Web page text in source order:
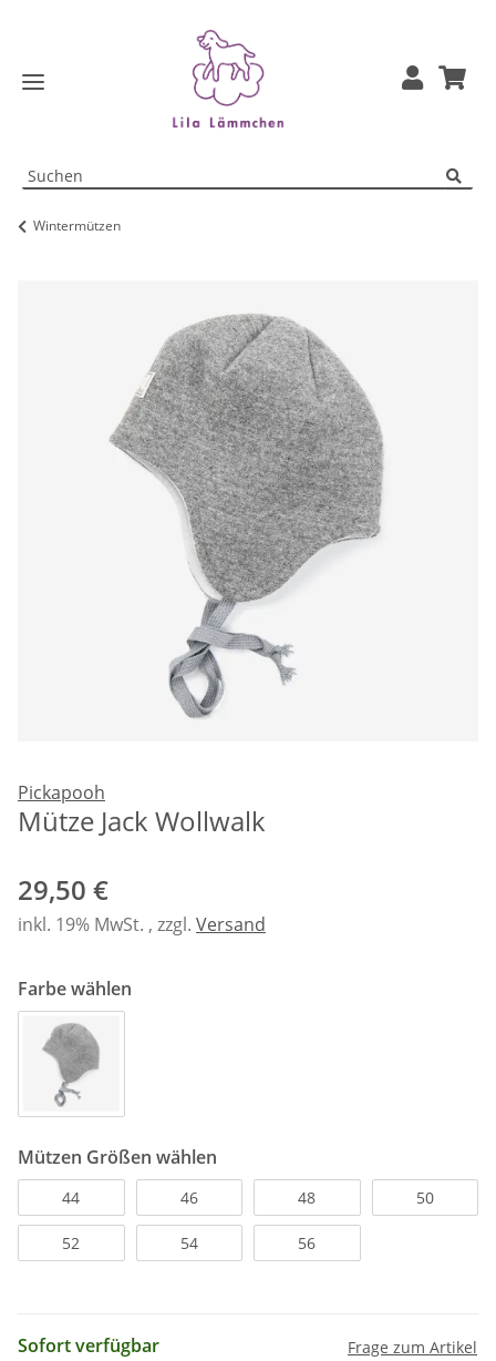
Wintermützen
Pickapooh
Mütze Jack Wollwalk
29,50 €
inkl. 19% MwSt. , zzgl. Versand
Farbe wählen
Mützen Größen wählen
44 46 48 50
52 54 56
Sofort verfügbar Frage zum Artikel